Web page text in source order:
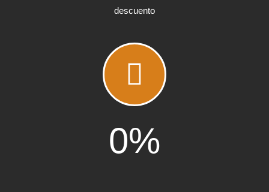
descuento
0%